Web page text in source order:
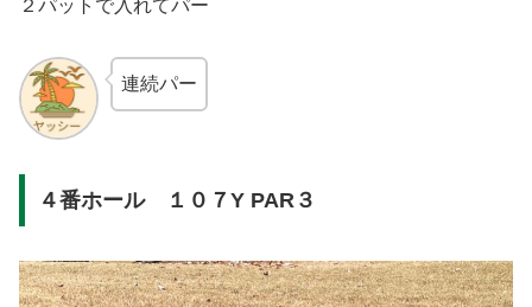
２パットで入れてパー
連続パー
４番ホール １０７Y PAR３